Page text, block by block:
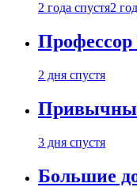
2 года спустя2
Профессор
2 дня спустя
Привычный
3 дня спустя
Большие